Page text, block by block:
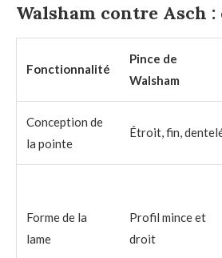
Walsham contre Asch :
Fonctionnalité
Pince de
Walsham
Conception de
la pointe
Étroit, fin,
Forme de la
lame
Profil mince et
droit